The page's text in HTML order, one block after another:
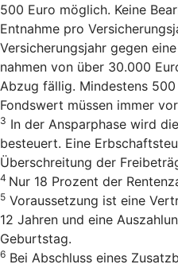
500 Euro mög­lich. Keine
Entnahme pro
Versicherungsjahr gegen
nah­men von über 30.000
Ab­zug fäl­lig. Min­des­tens
Fonds­wert müs­sen immer
3 In der Ansparphase wird
besteuert. Eine
Überschreitung der
4 Nur 18 Pro­zent der
5 Voraussetzung ist eine
12 Jahren und eine
Geburtstag.
6 Bei Abschluss eines